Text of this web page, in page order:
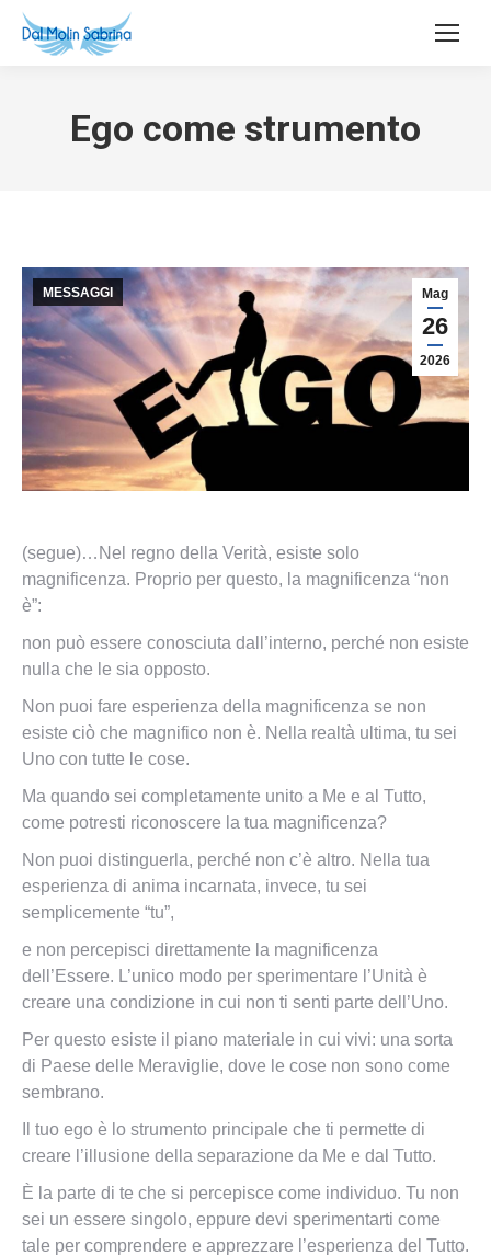
Ego come strumento
Mag
26
2026
MESSAGGI
(segue)…Nel regno della Verità, esiste solo
magnificenza. Proprio per questo, la magnificenza “non
è”:
non può essere conosciuta dall’interno, perché non esiste
nulla che le sia opposto.
Non puoi fare esperienza della magnificenza se non
esiste ciò che magnifico non è. Nella realtà ultima, tu sei
Uno con tutte le cose.
Ma quando sei completamente unito a Me e al Tutto,
come potresti riconoscere la tua magnificenza?
Non puoi distinguerla, perché non c’è altro. Nella tua
esperienza di anima incarnata, invece, tu sei
semplicemente “tu”,
e non percepisci direttamente la magnificenza
dell’Essere. L’unico modo per sperimentare l’Unità è
creare una condizione in cui non ti senti parte dell’Uno.
Per questo esiste il piano materiale in cui vivi: una sorta
di Paese delle Meraviglie, dove le cose non sono come
sembrano.
Il tuo ego è lo strumento principale che ti permette di
creare l’illusione della separazione da Me e dal Tutto.
È la parte di te che si percepisce come individuo. Tu non
sei un essere singolo, eppure devi sperimentarti come
tale per comprendere e apprezzare l’esperienza del Tutto.